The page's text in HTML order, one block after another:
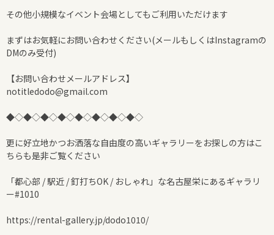
その他小規模なイベント会場としてもご利用いただけます
まずはお気軽にお問い合わせください(メールもしくはInstagramの
DMのみ受付)
【お問い合わせメールアドレス】
notitledodo@gmail.com
◆◇◆◇◆◇◆◇◆◇◆◇◆◇◆◇
更に好立地かつお洒落な自由度の高いギャラリーをお探しの方はこ
ちらも是非ご覧ください
「都心部 / 駅近 / 釘打ちOK / おしゃれ」な名古屋栄にあるギャラリ
ー#1010
https://rental-gallery.jp/dodo1010/